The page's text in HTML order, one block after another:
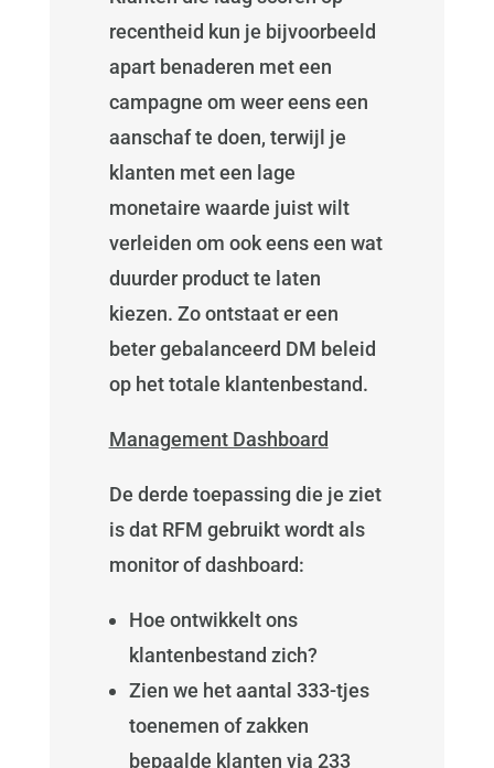
recentheid kun je bijvoorbeeld
apart benaderen met een
campagne om weer eens een
aanschaf te doen, terwijl je
klanten met een lage
monetaire waarde juist wilt
verleiden om ook eens een wat
duurder product te laten
kiezen. Zo ontstaat er een
beter gebalanceerd DM beleid
op het totale klantenbestand.
Management Dashboard
De derde toepassing die je ziet
is dat RFM gebruikt wordt als
monitor of dashboard:
Hoe ontwikkelt ons
klantenbestand zich?
Zien we het aantal 333-tjes
toenemen of zakken
bepaalde klanten via 233